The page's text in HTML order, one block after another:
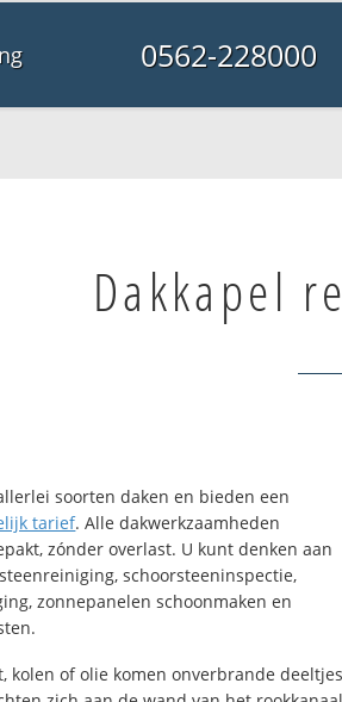
0562-228000
Dakkapel
soorten daken en bieden een
tarief. Alle dakwerkzaamheden
zónder overlast. U kunt denken aan
schoorsteeninspectie,
zonnepanelen schoonmaken en
kolen of olie komen onverbrande deeltjes